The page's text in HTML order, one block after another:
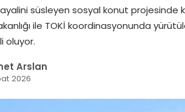
süsleyen sosyal konut projesinde
ile TOKİ koordinasyonunda
oluyor.
Arslan
2026